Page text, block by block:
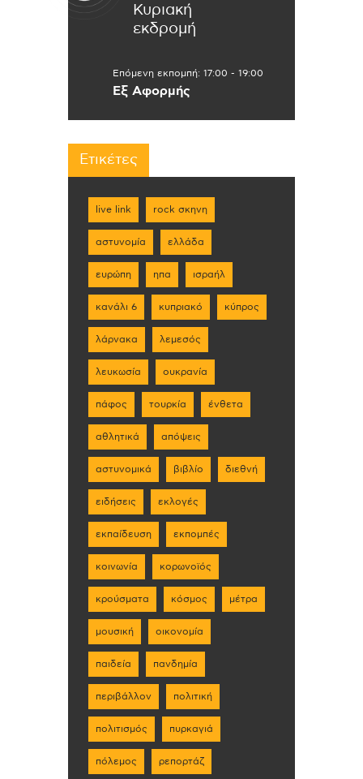
Κυριακή
εκδρομή
Επόμενη εκπομπή: 17:00 - 19:00
Εξ Αφορμής
Ετικέτες
live link rock σκηνη
αστυνομία ελλάδα
ευρώπη ηπα ισραήλ
κανάλι 6 κυπριακό κύπρος
λάρνακα λεμεσός
λευκωσία ουκρανία
πάφος τουρκία ένθετα
αθλητικά απόψεις
αστυνομικά βιβλίο διεθνή
ειδήσεις εκλογές
εκπαίδευση εκπομπές
κοινωνία κορωνοϊός
κρούσματα κόσμος μέτρα
μουσική οικονομία
παιδεία πανδημία
περιβάλλον πολιτική
πολιτισμός πυρκαγιά
πόλεμος ρεπορτάζ